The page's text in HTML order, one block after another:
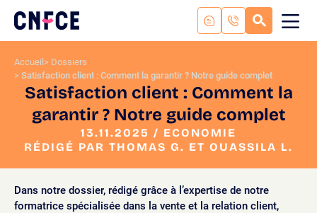
contenu
recherche
Logo
site
Accueil
Dossiers
Satisfaction client : Comment la garantir ? Notre guide complet
Satisfaction client : Comment la
garantir ? Notre guide complet
13.11.2025 / ECONOMIE
RÉDIGÉ PAR THOMAS G. ET OUASSILA L.
Dans notre dossier, rédigé grâce à l’expertise de notre
formatrice spécialisée dans la vente et la relation client,